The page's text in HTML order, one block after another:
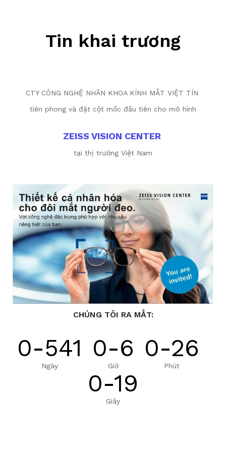
Tin khai trương
CTY CÔNG NGHỆ NHÃN KHOA KÍNH MẮT VIỆT TÍN
tiên phong và đặt cột mốc đầu tiên cho mô hình
ZEISS VISION CENTER
tại thị trường Việt Nam
CHÚNG TÔI RA MẮT:
0-541
Ngày
0-6
Giờ
0-26
Phút
0-19
Giây